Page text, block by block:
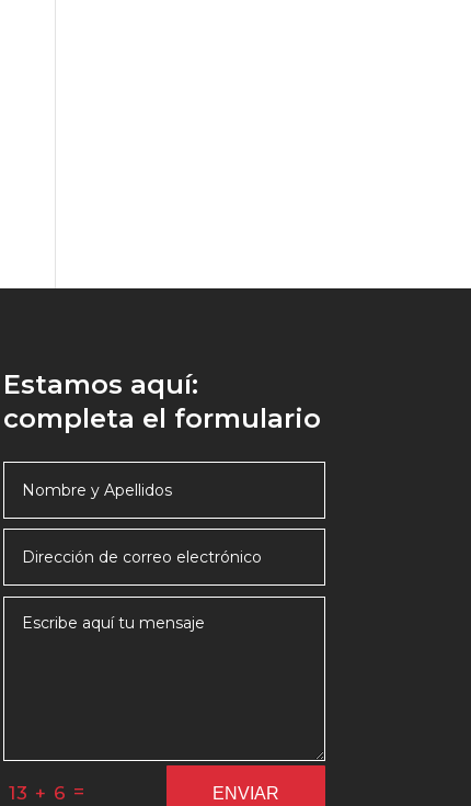
Estamos aquí:
completa el formulario
13 + 6 = ENVIAR